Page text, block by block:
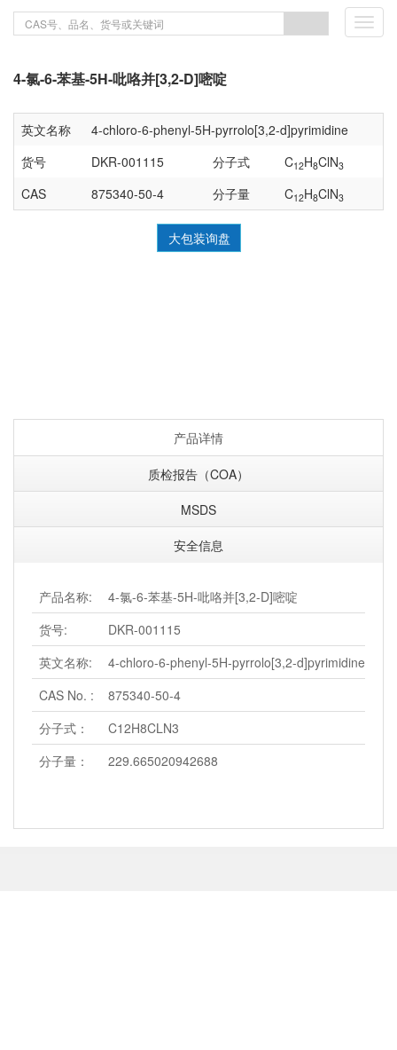
4-氯-6-苯基-5H-吡咯并[3,2-D]嘧啶
英文名称
4-chloro-6-phenyl-5H-pyrrolo[3,2-d]pyrimidine
货号
DKR-001115 分子式 C12H8ClN3
CAS 875340-50-4 分子量 C12H8ClN3
大包装询盘
产品详情
质检报告（COA）
MSDS
安全信息
产品名称:
4-氯-6-苯基-5H-吡咯并[3,2-D]嘧啶
货号:
DKR-001115
英文名称:
4-chloro-6-phenyl-5H-pyrrolo[3,2-d]pyrimidine
CAS No. :
875340-50-4
分子式：
C12H8CLN3
分子量：
229.665020942688